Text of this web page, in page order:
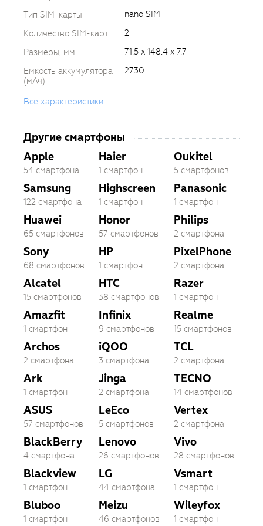
Тип SIM-карты
nano SIM
Количество SIM-карт
2
Размеры, мм
71.5 x 148.4 x 7.7
Емкость аккумулятора
(мАч)
2730
Все характеристики
Другие смартфоны
Apple
54 смартфона
Samsung
122 смартфона
Huawei
65 смартфонов
Sony
68 смартфонов
Alcatel
15 смартфонов
Amazfit
1 смартфон
Archos
2 смартфона
Ark
1 смартфон
ASUS
57 смартфонов
BlackBerry
4 смартфона
Blackview
1 смартфон
Bluboo
1 смартфон
Haier
1 смартфон
Highscreen
1 смартфон
Honor
57 смартфонов
HP
1 смартфон
HTC
38 смартфонов
Infinix
9 смартфонов
iQOO
3 смартфона
Jinga
2 смартфона
LeEco
5 смартфонов
Lenovo
26 смартфонов
LG
44 смартфона
Meizu
46 смартфонов
Oukitel
5 смартфонов
Panasonic
1 смартфон
Philips
2 смартфона
PixelPhone
2 смартфона
Razer
1 смартфон
Realme
15 смартфонов
TCL
2 смартфона
TECNO
14 смартфонов
Vertex
2 смартфона
Vivo
28 смартфонов
Vsmart
1 смартфон
Wileyfox
1 смартфон